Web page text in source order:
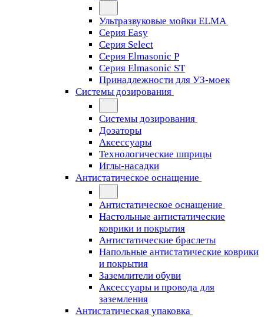
Ультразвуковые мойки ELMA
Серия Easy
Серия Select
Серия Elmasonic P
Серия Elmasonic ST
Принадлежности для УЗ-моек
Системы дозирования
Системы дозирования
Дозаторы
Аксессуары
Технологические шприцы
Иглы-насадки
Антистатическое оснащение
Антистатическое оснащение
Настольные антистатические
коврики и покрытия
Антистатические браслеты
Напольные антистатические коврики
и покрытия
Заземлители обуви
Аксессуары и провода для
заземления
Антистатическая упаковка